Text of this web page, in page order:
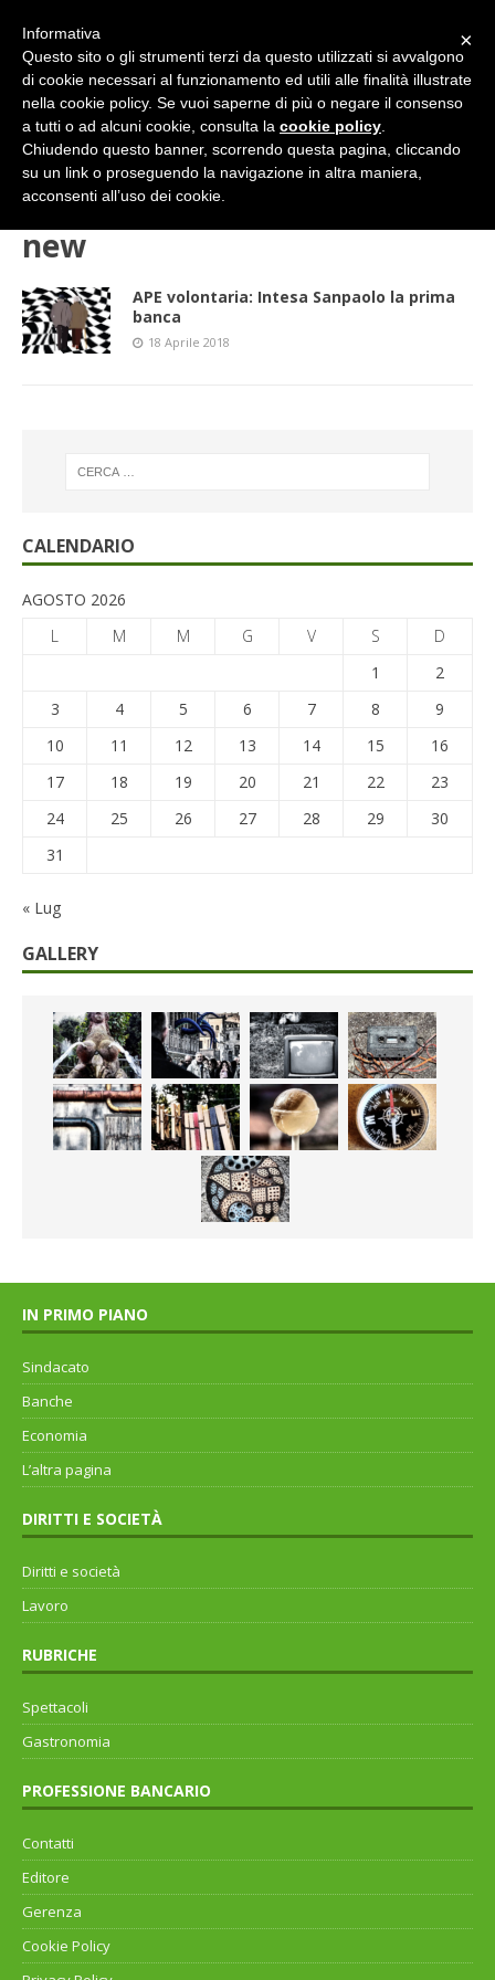
new
new
APE volontaria: Intesa Sanpaolo la prima
banca
18 Aprile 2018
CALENDARIO
AGOSTO 2026
L
M M G V S
D
1
2
3
4 5 6 7 8
9
10
11 12 13 14 15
16
17
18 19 20 21 22
23
24
25 26 27 28 29
30
31
« Lug
GALLERY
IN PRIMO PIANO
Sindacato
Banche
Economia
L’altra pagina
DIRITTI E SOCIETÀ
Diritti e società
Lavoro
RUBRICHE
Spettacoli
Gastronomia
PROFESSIONE BANCARIO
Contatti
Editore
Gerenza
Cookie Policy
×
Informativa
Questo sito o gli strumenti terzi da questo utilizzati si avvalgono
di cookie necessari al funzionamento ed utili alle finalità illustrate
nella cookie policy. Se vuoi saperne di più o negare il consenso
a tutti o ad alcuni cookie, consulta la cookie policy
Chiudendo questo banner, scorrendo questa pagina, cliccando
su un link o proseguendo la navigazione in altra maniera,
acconsenti all’uso dei cookie.